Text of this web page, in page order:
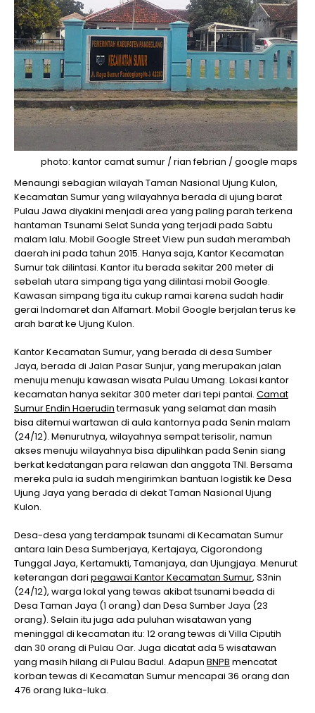
photo: kantor camat sumur / rian febrian / google maps
Menaungi sebagian wilayah Taman Nasional Ujung Kulon,
Kecamatan Sumur yang wilayahnya berada di ujung barat
Pulau Jawa diyakini menjadi area yang paling parah terkena
hantaman Tsunami Selat Sunda yang terjadi pada Sabtu
malam lalu. Mobil Google Street View pun sudah merambah
daerah ini pada tahun 2015. Hanya saja, Kantor Kecamatan
Sumur tak dilintasi. Kantor itu berada sekitar 200 meter di
sebelah utara simpang tiga yang dilintasi mobil Google.
Kawasan simpang tiga itu cukup ramai karena sudah hadir
gerai Indomaret dan Alfamart. Mobil Google berjalan terus ke
arah barat ke Ujung Kulon.
Kantor Kecamatan Sumur, yang berada di desa Sumber
Jaya, berada di Jalan Pasar Sunjur, yang merupakan jalan
menuju menuju kawasan wisata Pulau Umang. Lokasi kantor
kecamatan hanya sekitar 300 meter dari tepi pantai. Camat
Sumur Endin Haerudintermasuk yang selamat dan masih
bisa ditemui wartawan di aula kantornya pada Senin malam
(24/12). Menurutnya, wilayahnya sempat terisolir, namun
akses menuju wilayahnya bisa dipulihkan pada Senin siang
berkat kedatangan para relawan dan anggota TNI. Bersama
mereka pula ia sudah mengirimkan bantuan logistik ke Desa
Ujung Jaya yang berada di dekat Taman Nasional Ujung
Kulon.
Desa-desa yang terdampak tsunami di Kecamatan Sumur
antara lain Desa Sumberjaya, Kertajaya, Cigorondong
Tunggal Jaya, Kertamukti, Tamanjaya, dan Ujungjaya. Menurut
keterangan dari pegawai Kantor Kecamatan Sumur, S3nin
(24/12), warga lokal yang tewas akibat tsunami beada di
Desa Taman Jaya (1 orang) dan Desa Sumber Jaya (23
orang). Selain itu juga ada puluhan wisatawan yang
meninggal di kecamatan itu: 12 orang tewas di Villa Ciputih
dan 30 orang di Pulau Oar. Juga dicatat ada 5 wisatawan
yang masih hilang di Pulau Badul. Adapun BNPB mencatat
korban tewas di Kecamatan Sumur mencapai 36 orang dan
476 orang luka-luka.